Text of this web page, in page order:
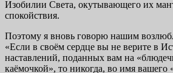
Изобилии Света, окутывающего их
спокойствия.
Поэтому я вновь говорю нашим
«Если в своём сердце вы не верите в
наставлений, поданных вам на
каёмочкой», то никогда, во имя